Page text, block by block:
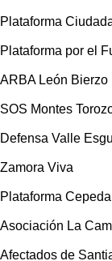
Plataforma
Plataforma por el
ARBA León Bierzo
SOS Montes
Defensa Valle
Zamora Viva
Plataforma
Asociación La
Afectados de